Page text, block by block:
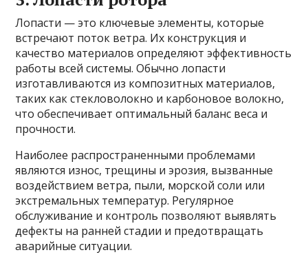
Лопасти — это ключевые элементы, которые
встречают поток ветра. Их конструкция и
качество материалов определяют эффективность
работы всей системы. Обычно лопасти
изготавливаются из композитных материалов,
таких как стекловолокно и карбоновое волокно,
что обеспечивает оптимальный баланс веса и
прочности.
Наиболее распространенными проблемами
являются износ, трещины и эрозия, вызванные
воздействием ветра, пыли, морской соли или
экстремальных температур. Регулярное
обслуживание и контроль позволяют выявлять
дефекты на ранней стадии и предотвращать
аварийные ситуации.